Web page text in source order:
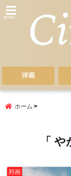
menu
洋画
ホーム
「
邦画